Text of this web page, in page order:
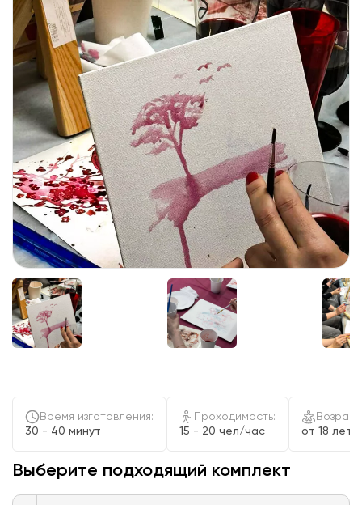
Время изготовления:
30 - 40 минут
Проходимость:
15 - 20 чел/час
от 18 лет
Выберите подходящий комплект